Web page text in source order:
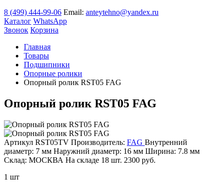
8 (499) 444-99-06 Email: anteytehno@yandex.ru
Каталог WhatsApp
Звонок Корзина
Главная
Товары
Подшипники
Опорные ролики
Опорный ролик RST05 FAG
Опорный ролик RST05 FAG
Артикул RST05TV Производитель: FAG Внутренний
диаметр: 7 мм Наружний диаметр: 16 мм Ширина: 7.8 мм
Склад: МОСКВА На складе 18 шт. 2300 руб.
1 шт